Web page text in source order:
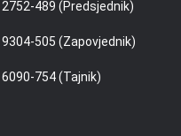
489 (Predsjednik)
505 (Zapovjednik)
754 (Tajnik)